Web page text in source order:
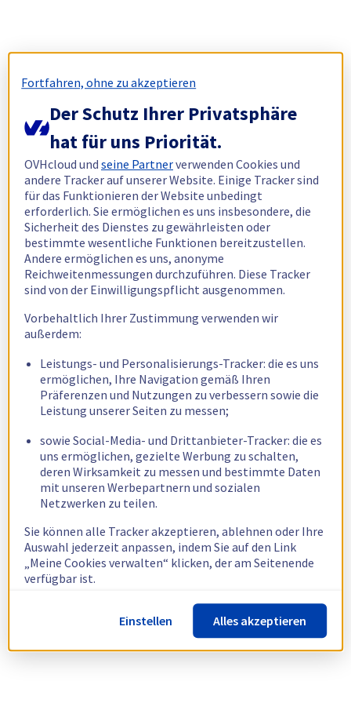
Fortfahren, ohne zu akzeptieren
Der Schutz Ihrer Privatsphäre
hat für uns Priorität.
OVHcloud undseine Partnerverwenden Cookies und
andere Tracker auf unserer Website. Einige Tracker sind
für das Funktionieren der Website unbedingt
erforderlich. Sie ermöglichen es uns insbesondere, die
Sicherheit des Dienstes zu gewährleisten oder
bestimmte wesentliche Funktionen bereitzustellen.
Andere ermöglichen es uns, anonyme
Reichweitenmessungen durchzuführen. Diese Tracker
sind von der Einwilligungspflicht ausgenommen.
Vorbehaltlich Ihrer Zustimmung verwenden wir
außerdem:
Leistungs- und Personalisierungs-Tracker: die es uns
ermöglichen, Ihre Navigation gemäß Ihren
Präferenzen und Nutzungen zu verbessern sowie die
Leistung unserer Seiten zu messen;
sowie Social-Media- und Drittanbieter-Tracker: die es
uns ermöglichen, gezielte Werbung zu schalten,
deren Wirksamkeit zu messen und bestimmte Daten
mit unseren Werbepartnern und sozialen
Netzwerken zu teilen.
Sie können alle Tracker akzeptieren, ablehnen oder Ihre
Auswahl jederzeit anpassen, indem Sie auf den Link
„Meine Cookies verwalten“ klicken, der am Seitenende
verfügbar ist.
Weitere Informationen finden Sie in unsererRichtlinie
zur Verwendung von Cookies.
Einstellen Alles akzeptieren